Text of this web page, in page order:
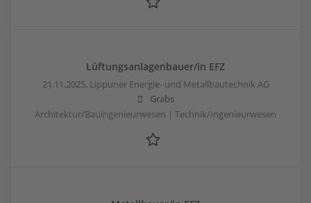
Lüftungsanlagenbauer/in EFZ
21.11.2025, Lippuner Energie- und Metallbautechnik AG
Grabs
Architektur/Bauingenieurwesen | Technik/Ingenieurwesen